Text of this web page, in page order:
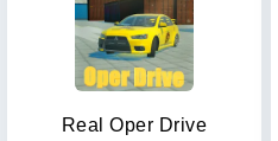
Real Oper Drive